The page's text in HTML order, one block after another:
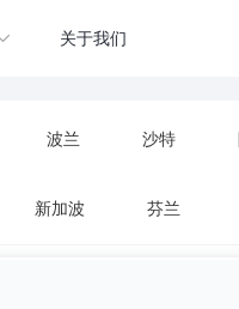
关于我们
波兰 沙特
新加波 芬兰